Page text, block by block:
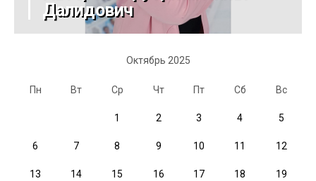
Далидович
Октябрь 2025
Пн Вт Ср Чт Пт Сб Вс
1 2 3 4 5
6 7 8 9 10 11 12
13 14 15 16 17 18 19